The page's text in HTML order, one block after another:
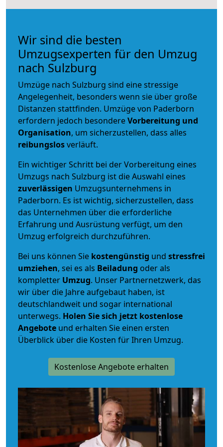
Wir sind die besten
Umzugsexperten für den Umzug
nach Sulzburg
Umzüge nach Sulzburg sind eine stressige
Angelegenheit, besonders wenn sie über große
Distanzen stattfinden. Umzüge von Paderborn
erfordern jedoch besondereVorbereitung und
Organisation, um sicherzustellen, dass alles
reibungslosverläuft.
Ein wichtiger Schritt bei der Vorbereitung eines
Umzugs nach Sulzburg ist die Auswahl eines
zuverlässigen Umzugsunternehmens in
Paderborn. Es ist wichtig, sicherzustellen, dass
das Unternehmen über die erforderliche
Erfahrung und Ausrüstung verfügt, um den
Umzug erfolgreich durchzuführen.
Bei uns können Sie kostengünstig und stressfrei
umziehen, sei es als Beiladung oder als
kompletter Umzug. Unser Partnernetzwerk, das
wir über die Jahre aufgebaut haben, ist
deutschlandweit und sogar international
unterwegs. Holen Sie sich jetzt kostenlose
Angebote und erhalten Sie einen ersten
Überblick über die Kosten für Ihren Umzug.
Kostenlose Angebote erhalten